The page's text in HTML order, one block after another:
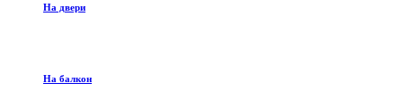
На двери
На балкон